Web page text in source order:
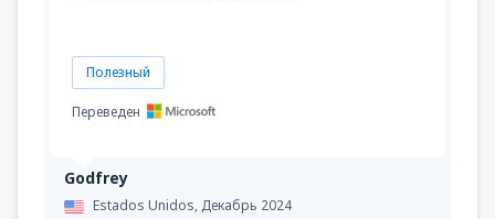
Godfrey
Estados Unidos, Декабрь 2024
Полезный
Переведен